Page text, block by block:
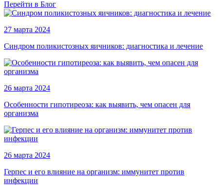
Перейти в Блог
27 марта 2024
Синдром поликистозных яичников: диагностика и лечение
26 марта 2024
Особенности гипотиреоза: как выявить, чем опасен для
организма
26 марта 2024
Герпес и его влияние на организм: иммунитет против
инфекции